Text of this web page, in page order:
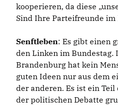
kooperieren, da diese
Sind Ihre Parteifreunde im
Senftleben: Es gibt einen
den Linken im
Brandenburg hat kein
guten Ideen nur aus dem
der anderen. Es ist ein
der politischen Debatte